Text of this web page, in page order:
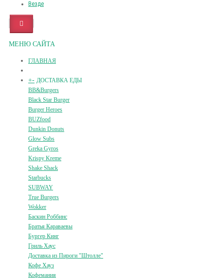
Везде
МЕНЮ САЙТА
ГЛАВНАЯ
+- ДОСТАВКА ЕДЫ
BB&Burgers
Black Star Burger
Burger Heroes
BUZfood
Dunkin Donuts
Glow Subs
Greka Gyros
Krispy Kreme
Shake Shack
Starbucks
SUBWAY
True Burgers
Wokker
Баскин Роббинс
Братья Караваевы
Бургер Кинг
Гриль Хаус
Доставка из Пироги "Штолле"
Кофе Хауз
Кофемания